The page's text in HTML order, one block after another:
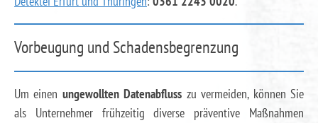
Vorbeugung und Schadensbegrenzung
Um einen ungewollten Datenabfluss zu vermeiden, können Sie
als Unternehmer frühzeitig diverse präventive Maßnahmen